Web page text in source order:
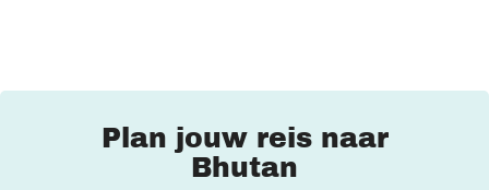
Plan jouw reis naar
Bhutan